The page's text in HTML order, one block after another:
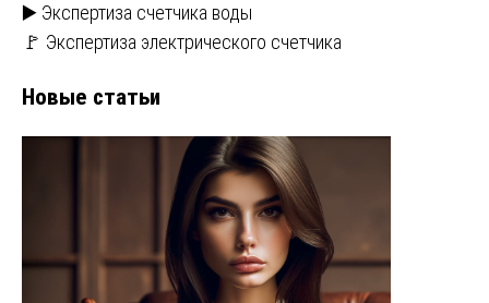
▶️ Экспертиза счетчика воды
🚩 Экспертиза электрического счетчика
Новые статьи